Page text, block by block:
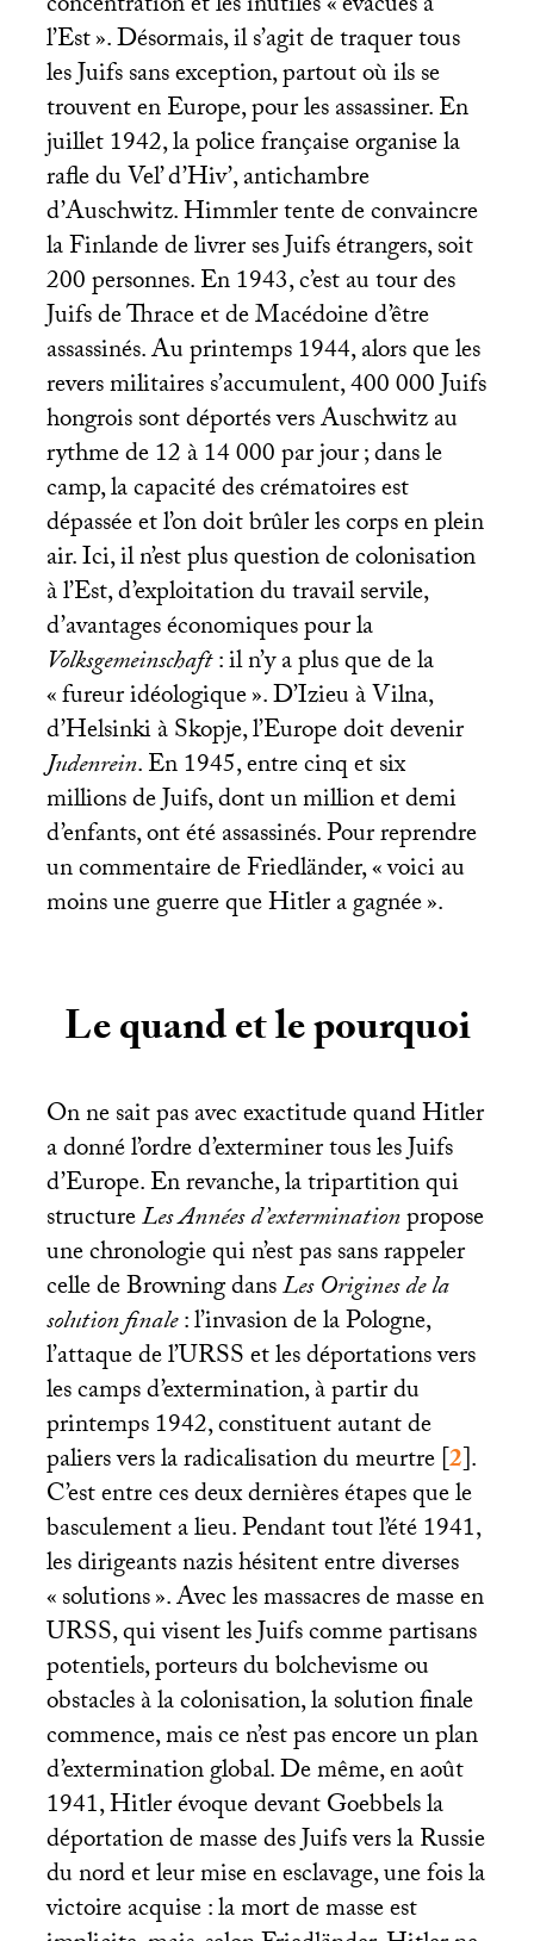
l’Est». Désormais, il s’agit de traquer tous
les Juifs sans exception, partout où ils se
trouvent en Europe, pour les assassiner. En
juillet 1942, la police française organise la
rafle du Vel’ d’Hiv’, antichambre
d’Auschwitz. Himmler tente de convaincre
la Finlande de livrer ses Juifs étrangers, soit
200 personnes. En 1943, c’est au tour des
Juifs de Thrace et de Macédoine d’être
assassinés. Au printemps 1944, alors que les
revers militaires s’accumulent, 400 000 Juifs
hongrois sont déportés vers Auschwitz au
rythme de 12 à 14 000 par jour; dans le
camp, la capacité des crématoires est
dépassée et l’on doit brûler les corps en plein
air. Ici, il n’est plus question de colonisation
à l’Est, d’exploitation du travail servile,
d’avantages économiques pour la
Volksgemeinschaft: il n’y a plus que de la
«fureur idéologique». D’Izieu à Vilna,
d’Helsinki à Skopje, l’Europe doit devenir
Judenrein. En 1945, entre cinq et six
millions de Juifs, dont un million et demi
d’enfants, ont été assassinés. Pour reprendre
un commentaire de Friedländer, «voici au
moins une guerre que Hitler a gagnée».
Le quand et le pourquoi
On ne sait pas avec exactitude quand Hitler
a donné l’ordre d’exterminer tous les Juifs
d’Europe. En revanche, la tripartition qui
structureLes Années d’exterminationpropose
une chronologie qui n’est pas sans rappeler
celle de Browning dansLes Origines de la
solution finale: l’invasion de la Pologne,
l’attaque de l’URSSet les déportations vers
les camps d’extermination, à partir du
printemps 1942, constituent autant de
paliers vers la radicalisation du meurtre[2].
C’est entre ces deux dernières étapes que le
basculement a lieu. Pendant tout l’été 1941,
les dirigeants nazis hésitent entre diverses
«solutions». Avec les massacres de masse en
URSS, qui visent les Juifs comme partisans
potentiels, porteurs du bolchevisme ou
obstacles à la colonisation, la solution finale
commence, mais ce n’est pas encore un plan
d’extermination global. De même, en août
1941, Hitler évoque devant Goebbels la
déportation de masse des Juifs vers la Russie
du nord et leur mise en esclavage, une fois la
victoire acquise : la mort de masse est